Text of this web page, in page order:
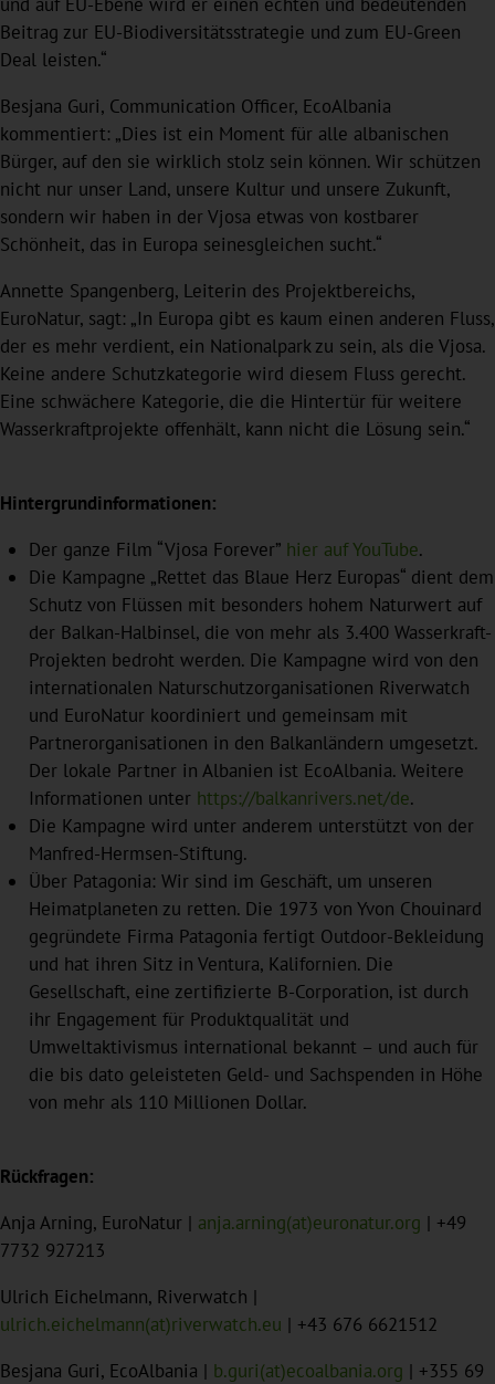
Beitrag zur EU-Biodiversitätsstrategie und zum EU-Green
Deal leisten.“
Besjana Guri, Communication Officer, EcoAlbania
kommentiert: „Dies ist ein Moment für alle albanischen
Bürger, auf den sie wirklich stolz sein können. Wir schützen
nicht nur unser Land, unsere Kultur und unsere Zukunft,
sondern wir haben in der Vjosa etwas von kostbarer
Schönheit, das in Europa seinesgleichen sucht.“
Annette Spangenberg, Leiterin des Projektbereichs,
EuroNatur, sagt: „In Europa gibt es kaum einen anderen Fluss,
der es mehr verdient, ein Nationalpark zu sein, als die Vjosa.
Keine andere Schutzkategorie wird diesem Fluss gerecht.
Eine schwächere Kategorie, die die Hintertür für weitere
Wasserkraftprojekte offenhält, kann nicht die Lösung sein.“
Hintergrundinformationen:
Der ganze Film “Vjosa Forever” hier auf YouTube.
Die Kampagne „Rettet das Blaue Herz Europas“ dient dem
Schutz von Flüssen mit besonders hohem Naturwert auf
der Balkan-Halbinsel, die von mehr als 3.400 Wasserkraft-
Projekten bedroht werden. Die Kampagne wird von den
internationalen Naturschutzorganisationen Riverwatch
und EuroNatur koordiniert und gemeinsam mit
Partnerorganisationen in den Balkanländern umgesetzt.
Der lokale Partner in Albanien ist EcoAlbania. Weitere
Informationen unter https://balkanrivers.net/de.
Die Kampagne wird unter anderem unterstützt von der
Manfred-Hermsen-Stiftung.
Über Patagonia: Wir sind im Geschäft, um unseren
Heimatplaneten zu retten. Die 1973 von Yvon Chouinard
gegründete Firma Patagonia fertigt Outdoor-Bekleidung
und hat ihren Sitz in Ventura, Kalifornien. Die
Gesellschaft, eine zertifizierte B-Corporation, ist durch
ihr Engagement für Produktqualität und
Umweltaktivismus international bekannt – und auch für
die bis dato geleisteten Geld- und Sachspenden in Höhe
von mehr als 110 Millionen Dollar.
Rückfragen:
Anja Arning, EuroNatur | anja.arning(at)euronatur.org | +49
7732 927213
Ulrich Eichelmann, Riverwatch |
ulrich.eichelmann(at)riverwatch.eu | +43 676 6621512
Besjana Guri, EcoAlbania | b.guri(at)ecoalbania.org | +355 69